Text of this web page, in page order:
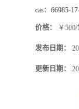
cas： 66985-
价格： ￥
发布日期：
更新日期：